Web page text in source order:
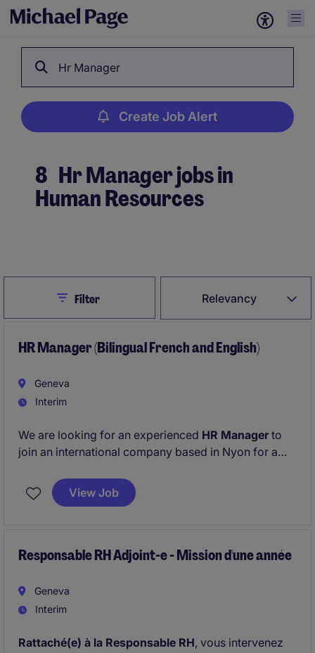
Hr Manager
Create Job Alert
8 Hr Manager jobs in
Human Resources
Relevancy
CloseFilter
HR Manager (Bilingual French and English)
Geneva
Interim
We are looking for an experienced HR Manager to
join an international company based in Nyon for a
activities for a site of approximately 60 employees.
French and English fluency are a must.
View Job
Responsable RH Adjoint-e - Mission d'une année
Geneva
Interim
Rattaché(e) à la Responsable RH, vous intervenez